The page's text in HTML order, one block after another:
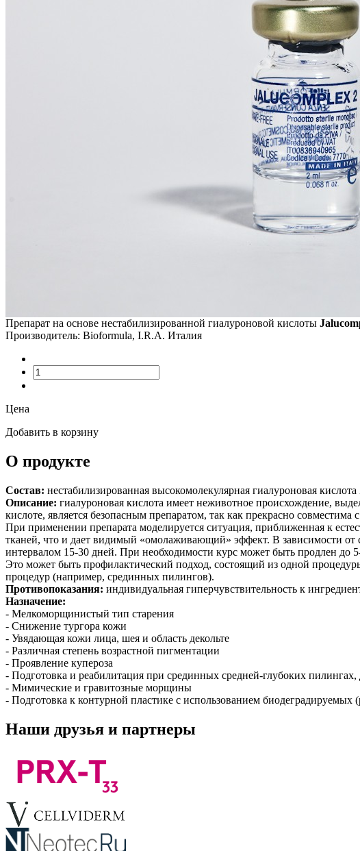
Препарат на основе нестабилизированной гиалуроновой кислоты
Производитель: Bioformula, I.R.A. Италия
Цена
Добавить в корзину
О продукте
Состав: нестабилизированная высокомолекулярная гиалуроновая
Описание: гиалуроновая кислота имеет неживотное происхождение,
кислоте, является безопасным препаратом, так как прекрасно
При применении препарата моделируется ситуация, приближенная к
тканей, что и дает видимый «омолаживающий» эффект. В зависимости
интервалом 15-30 дней. При необходимости курс может быть продлен
Это может быть профилактический подход, состоящий из одной
процедур (например, срединных пилингов).
Противопоказания: индивидуальная гиперчувствительность к
Назначение:
- Мелкоморщинистый тип старения
- Снижение тургора кожи
- Увядающая кожи лица, шея и область декольте
- Различная степень возрастной пигментации
- Проявление купероза
- Подготовка и реабилитация при срединных средней-глубоких пилингах,
- Мимические и гравитозные морщины
- Подготовка к контурной пластике с использованием биодеградируемых
Наши друзья и партнеры